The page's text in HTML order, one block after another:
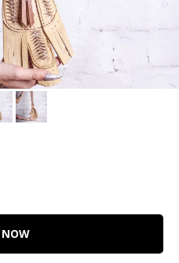
NOW